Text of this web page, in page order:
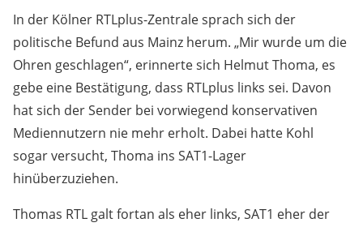
In der Kölner RTLplus-Zentrale sprach sich der
politische Befund aus Mainz herum. „Mir wurde um die
Ohren geschlagen“, erinnerte sich Helmut Thoma, es
gebe eine Bestätigung, dass RTLplus links sei. Davon
hat sich der Sender bei vorwiegend konservativen
Mediennutzern nie mehr erholt. Dabei hatte Kohl
sogar versucht, Thoma ins SAT1-Lager
hinüberzuziehen.
Thomas RTL galt fortan als eher links, SAT1 eher der